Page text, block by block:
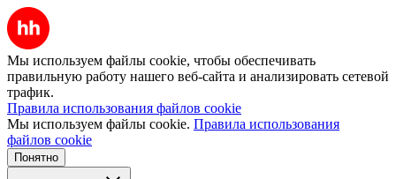
Мы используем файлы cookie, чтобы обеспечивать
правильную работу нашего веб-сайта и анализировать сетевой
трафик.
Правила использования файлов cookie
Мы используем файлы cookie. Правила использования
файлов cookie
Понятно